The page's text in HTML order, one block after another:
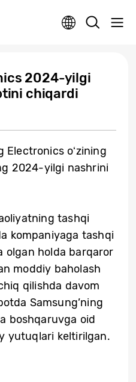
2024-yilgi
chiqardi
oʻzining
2024-yilgi nashrini
tashqi
kompaniyaga tashqi
olgan holda barqaror
moddiy baholash
qilishda davom
Samsung’ning
boshqaruvga oid
yutuqlari keltirilgan.